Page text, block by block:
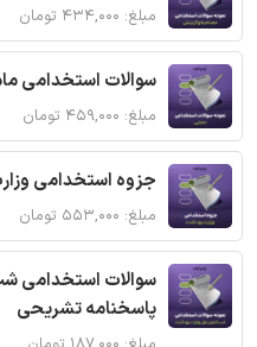
مبلغ: ۴۳۴,۰۰۰ تومان
سوالات استخدامی
مبلغ: ۴۵۹,۰۰۰ تومان
جزوه استخدامی
مبلغ: ۵۵۳,۰۰۰ تومان
سوالات استخدامی
پاسخنامه تشریحی